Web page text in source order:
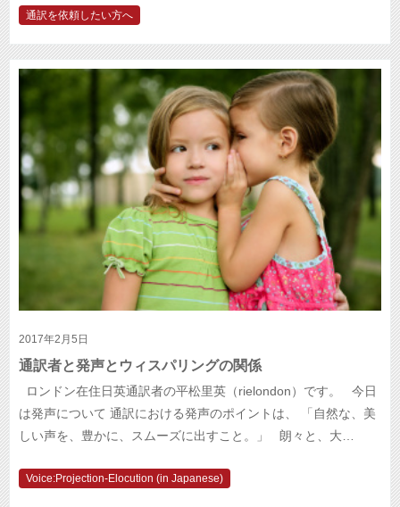
通訳を依頼したい方へ
2017年2月5日
通訳者と発声とウィスパリングの関係
ロンドン在住日英通訳者の平松里英（rielondon）です。 今日
は発声について 通訳における発声のポイントは、 「自然な、美
しい声を、豊かに、スムーズに出すこと。」 朗々と、大…
Voice:Projection-Elocution (in Japanese)